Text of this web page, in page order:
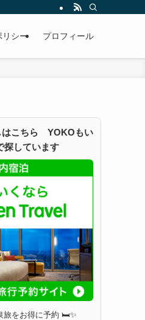
リシー プロフィール
はこちら YOKOもい
探しています
旅をお得に予約 🛏✨